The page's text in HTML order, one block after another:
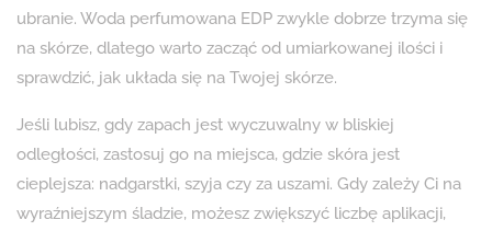
ubranie. Woda perfumowana EDP zwykle dobrze trzyma się
na skórze, dlatego warto zacząć od umiarkowanej ilości i
sprawdzić, jak układa się na Twojej skórze.
Jeśli lubisz, gdy zapach jest wyczuwalny w bliskiej
odległości, zastosuj go na miejsca, gdzie skóra jest
cieplejsza: nadgarstki, szyja czy za uszami. Gdy zależy Ci na
wyraźniejszym śladzie, możesz zwiększyć liczbę aplikacji,